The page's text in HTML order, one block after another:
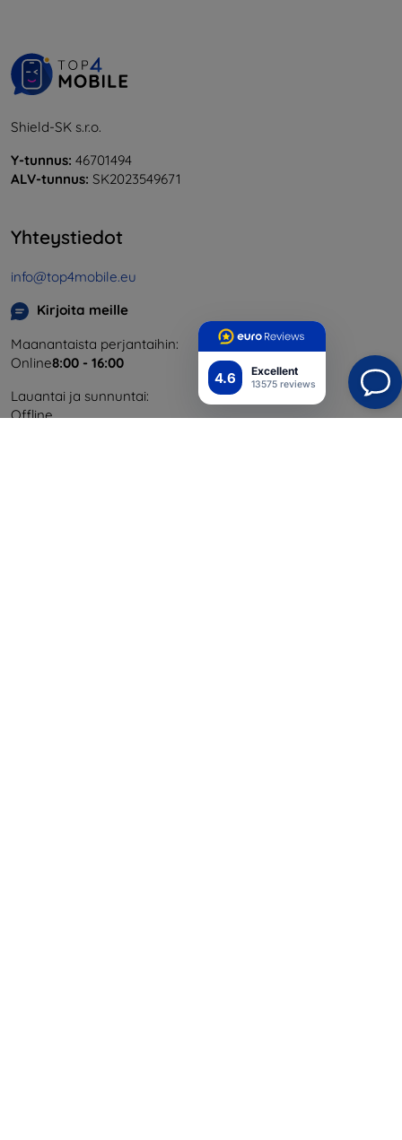
4.6 Excellent
13575 reviews
Shield-SK s.r.o.
Y-tunnus: 46701494
ALV-tunnus: SK2023549671
Yhteystiedot
info@top4mobile.eu
Kirjoita meille
Maanantaista perjantaihin:
Online8:00 - 16:00
Lauantai ja sunnuntai:
Offline